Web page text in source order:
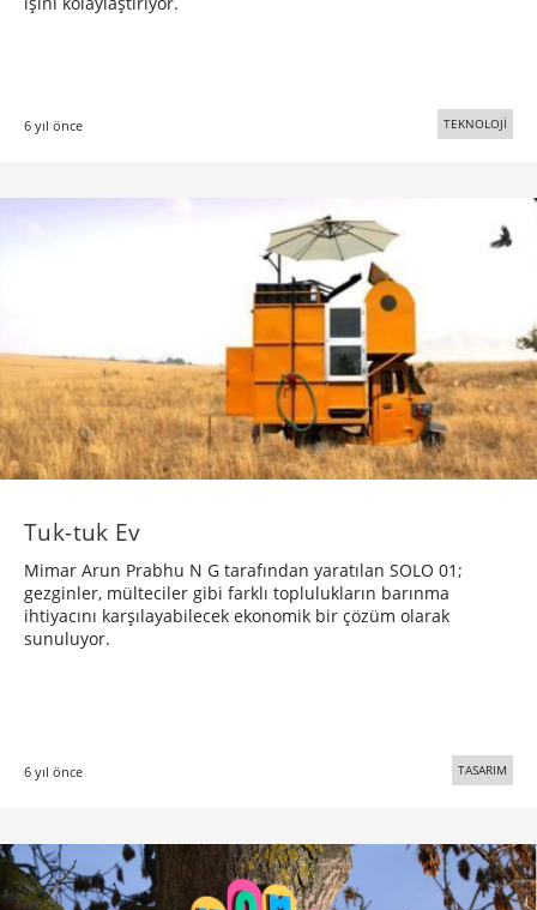
6 yıl önce TEKNOLOJİ
Tuk-tuk Ev
Mimar Arun Prabhu N G tarafından yaratılan SOLO 01;
gezginler, mülteciler gibi farklı toplulukların barınma
ihtiyacını karşılayabilecek ekonomik bir çözüm olarak
sunuluyor.
6 yıl önce TASARIM